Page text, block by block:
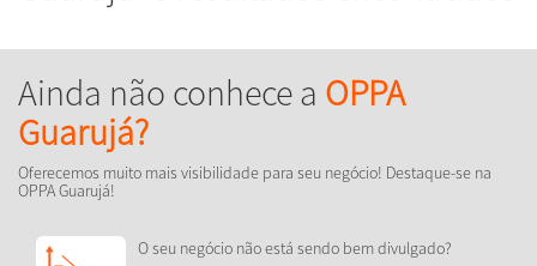
Ainda não conhece a OPPA
Guarujá?
Oferecemos muito mais visibilidade para seu negócio! Destaque-se na
OPPA Guarujá!
O seu negócio não está sendo bem divulgado?